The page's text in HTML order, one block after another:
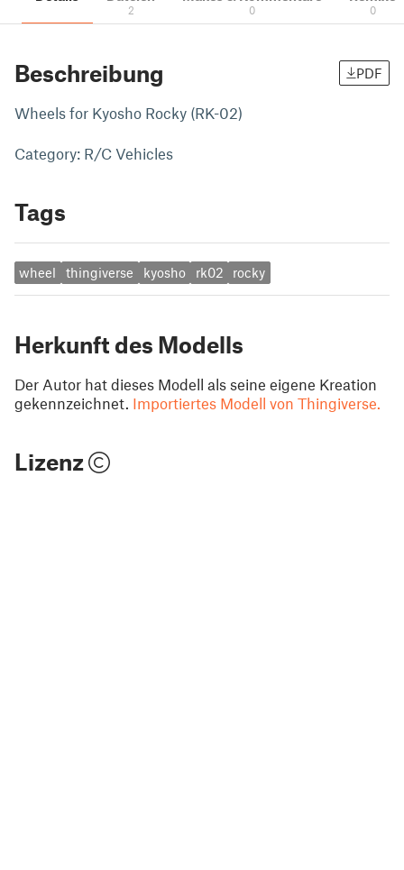
2 0 0
Beschreibung PDF
Wheels for Kyosho Rocky (RK-02)
Category: R/C Vehicles
Tags
wheel thingiverse kyosho rk02 rocky
Herkunft des Modells
Der Autor hat dieses Modell als seine eigene Kreation
gekennzeichnet. Importiertes Modell von Thingiverse.
Lizenz